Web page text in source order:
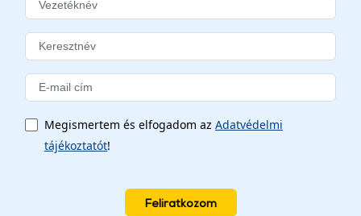
Megismertem és elfogadom az Adatvédelmi
tájékoztatót!
Feliratkozom